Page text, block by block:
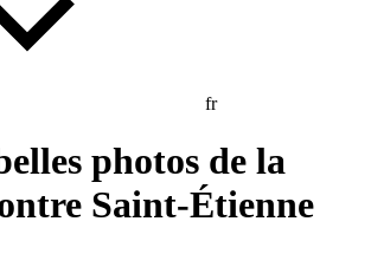
fr
photos de la
Saint-Étienne